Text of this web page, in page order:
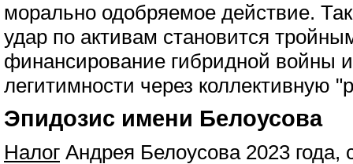
морально одобряемое действие.
удар по активам становится
финансирование гибридной войны
легитимности через коллективную
Эпидозис имени Белоусова
Налог Андрея Белоусова 2023 года,